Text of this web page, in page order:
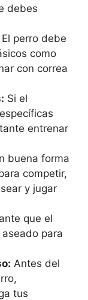
debes
El perro debe
como
con correa
Si el
entrenar
buena forma
competir,
y jugar
que el
para
Antes del
tus